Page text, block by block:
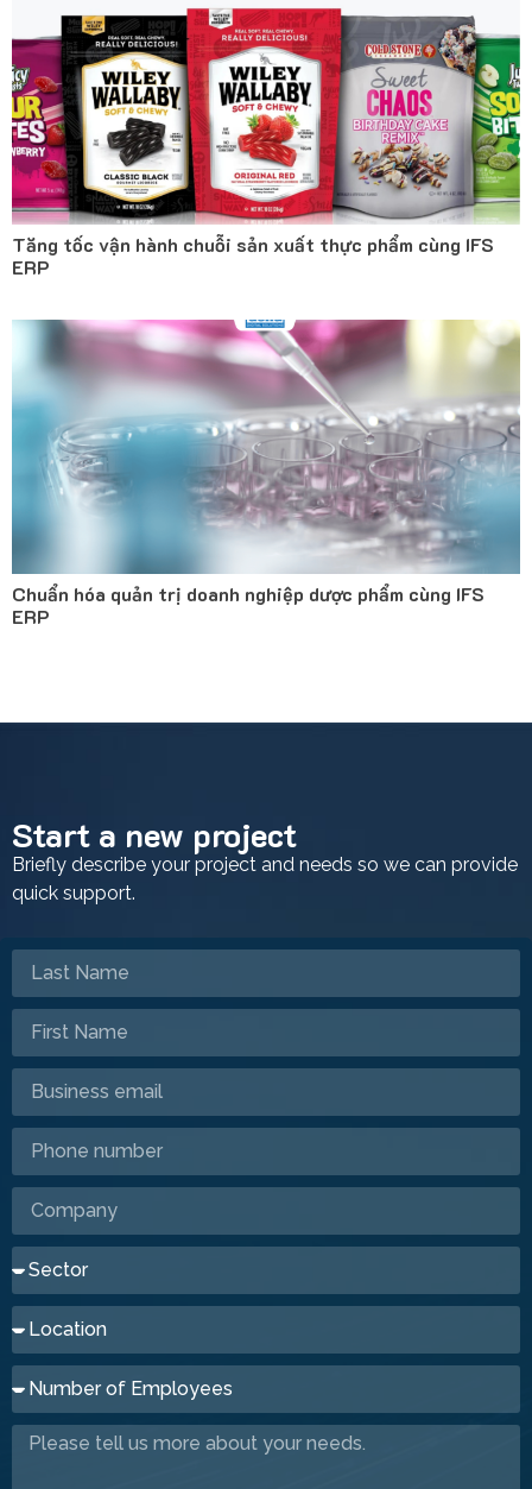
Tăng tốc vận hành chuỗi sản xuất thực phẩm cùng IFS
ERP
Chuẩn hóa quản trị doanh nghiệp dược phẩm cùng IFS
ERP
Start a new project
Briefly describe your project and needs so we can provide
quick support.